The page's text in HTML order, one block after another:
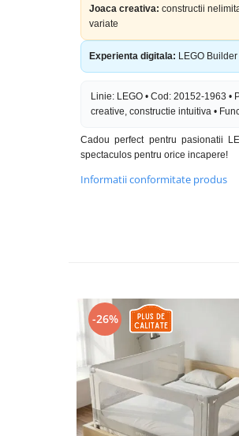
Joaca creativa: constructii
variate
Experienta digitala: LEGO
Linie: LEGO • Cod: 20152-1963 •
creative, constructie intuitiva •
Cadou perfect pentru pasionatii
spectaculos pentru orice incapere!
Informatii conformitate produs
-26%